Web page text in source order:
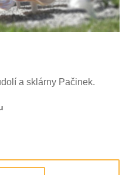
a sklárny Pačinek.